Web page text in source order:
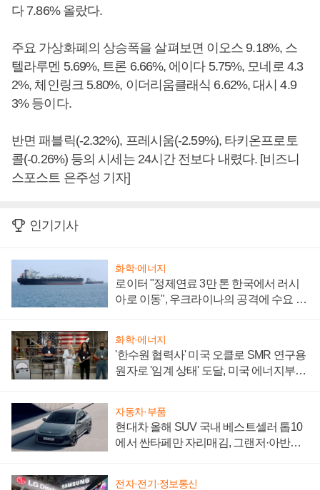
다 7.86% 올랐다.
주요 가상화폐의 상승폭을 살펴보면 이오스 9.18%, 스
텔라루멘 5.69%, 트론 6.66%, 에이다 5.75%, 모네로 4.3
2%, 체인링크 5.80%, 이더리움클래식 6.62%, 대시 4.9
3% 등이다.
반면 패블릭(-2.32%), 프레시움(-2.59%), 타키온프로토
콜(-0.26%) 등의 시세는 24시간 전보다 내렸다. [비즈니
스포스트 은주성 기자]
인기기사
화학·에너지
로이터 "정제연료 3만 톤 한국에서 러시
아로 이동", 우크라이나의 공격에 수요 늘
화학·에너지
'한수원 협력사' 미국 오클로 SMR 연구용
원자로 '임계 상태' 도달, 미국 에너지부
자동차·부품
현대차 올해 SUV 국내 베스트셀러 톱10
에서 싼타페만 자리매김, 그랜저·아반떼
전자·전기·정보통신